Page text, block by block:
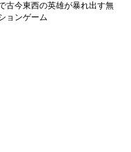
古今東西の英雄が暴れ出す無
ョンゲーム